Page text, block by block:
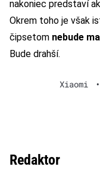
nakoniec predstaví
Okrem toho je však
čipsetom nebude
Bude drahší.
Xiaomi •
Redaktor